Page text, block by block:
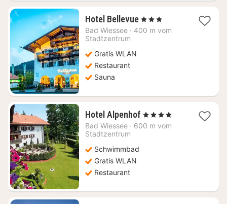
Hotel Bellevue1
Nacht
, 3 Sterne
Bad Wiessee · 400 m vom
Stadtzentrum
Gratis WLAN
Restaurant
Sauna
Hotel Alpenhof 1
Nacht
, 4 Sterne
Bad Wiessee · 600 m vom
Stadtzentrum
Schwimmbad
Gratis WLAN
Restaurant